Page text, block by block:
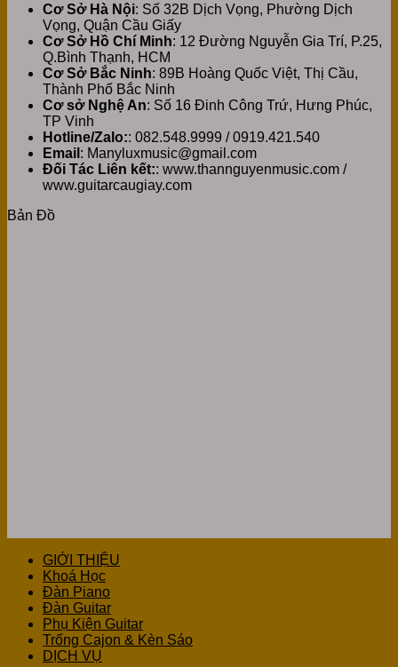
Cơ Sở Hà Nội: Số 32B Dịch Vọng, Phường Dịch
Vọng, Quận Cầu Giấy
Cơ Sở Hồ Chí Minh: 12 Đường Nguyễn Gia Trí, P.25,
Q.Bình Thạnh, HCM
Cơ Sở Bắc Ninh: 89B Hoàng Quốc Việt, Thị Cầu,
Thành Phố Bắc Ninh
Cơ sở Nghệ An: Số 16 Đinh Công Trứ, Hưng Phúc,
TP Vinh
Hotline/Zalo:: 082.548.9999 / 0919.421.540
Email : Manyluxmusic@gmail.com
Đối Tác Liên kết:: www.thannguyenmusic.com /
www.guitarcaugiay.com
Bản Đồ
GIỚI THIỆU
Khoá Học
Đàn Piano
Đàn Guitar
Phụ Kiện Guitar
Trống Cajon & Kèn Sáo
DỊCH VỤ